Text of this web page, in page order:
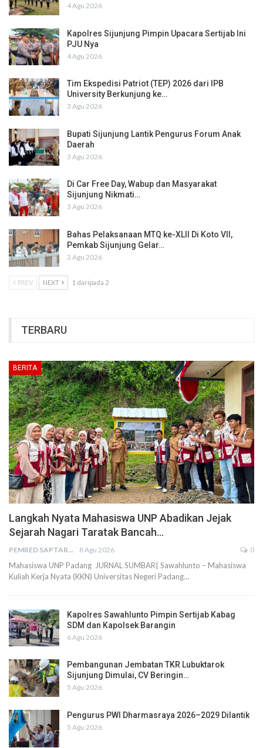
4 Agu 2026
Kapolres Sijunjung Pimpin Upacara Sertijab Ini
PJU Nya
4 Agu 2026
Tim Ekspedisi Patriot (TEP) 2026 dari IPB
University Berkunjung ke…
3 Agu 2026
Bupati Sijunjung Lantik Pengurus Forum Anak
Daerah
3 Agu 2026
Di Car Free Day, Wabup dan Masyarakat
Sijunjung Nikmati…
3 Agu 2026
Bahas Pelaksanaan MTQ ke-XLII Di Koto VII,
Pemkab Sijunjung Gelar…
3 Agu 2026
PREV NEXT 1 daripada 2
TERBARU
BERITA
Langkah Nyata Mahasiswa UNP Abadikan Jejak
Sejarah Nagari Taratak Bancah…
PEMRED SAPTARIUS 8 Agu 2026 0
Mahasiswa UNP Padang JURNAL SUMBAR| Sawahlunto – Mahasiswa
Kuliah Kerja Nyata (KKN) Universitas Negeri Padang…
Kapolres Sawahlunto Pimpin Sertijab Kabag
SDM dan Kapolsek Barangin
6 Agu 2026
Pembangunan Jembatan TKR Lubuktarok
Sijunjung Dimulai, CV Beringin…
5 Agu 2026
Pengurus PWI Dharmasraya 2026–2029 Dilantik
5 Agu 2026